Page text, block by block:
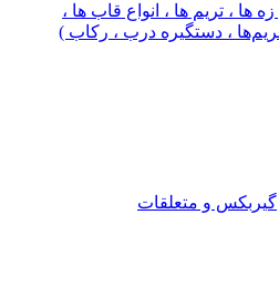
ها ، تریم ها ، انواع قاب ها ،
، دستگیره درب ، رکاب )
گیربکس و متعلقات